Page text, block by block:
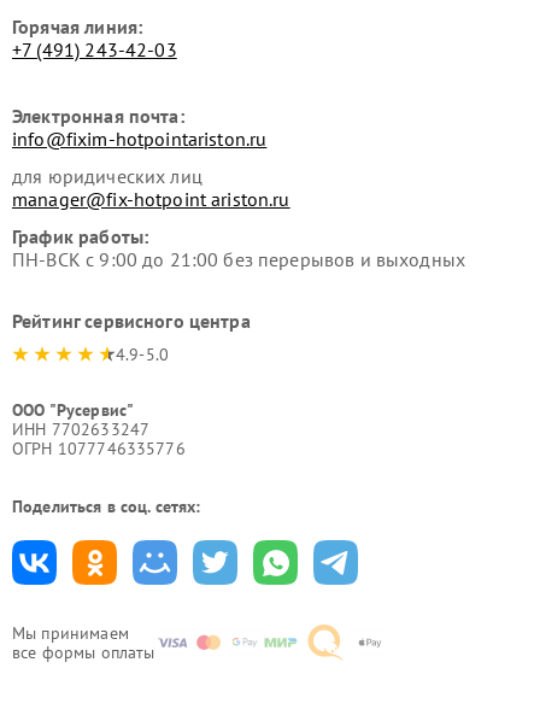
Мы принимаем
все формы оплаты
Горячая линия:
+7 (491) 243-42-03
Электронная почта:
info@fixim-hotpointariston.ru
для юридических лиц
manager@fix-hotpoint ariston.ru
График работы:
ПН-ВСК с 9:00 до 21:00 без перерывов и выходных
Рейтинг сервисного центра
4.9-5.0
ООО "Русервис"
ИНН 7702633247
ОГРН 1077746335776
Поделиться в соц. сетях: